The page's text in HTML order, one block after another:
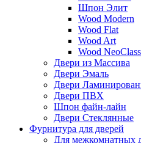
Шпон Элит
Wood Modern
Wood Flat
Wood Art
Wood
Двери из Массива
Двери Эмаль
Двери
Двери ПВХ
Шпон файн-лайн
Двери Стеклянные
Фурнитура для дверей
Для межкомнатных